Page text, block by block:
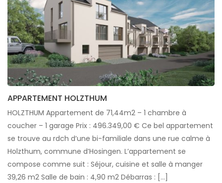
APPARTEMENT HOLZTHUM
HOLZTHUM Appartement de 71,44m2 – 1 chambre à
coucher – 1 garage Prix : 496.349,00 € Ce bel appartement
se trouve au rdch d’une bi-familiale dans une rue calme à
Holzthum, commune d’Hosingen. L’appartement se
compose comme suit : Séjour, cuisine et salle à manger
39,26 m2 Salle de bain : 4,90 m2 Débarras : […]